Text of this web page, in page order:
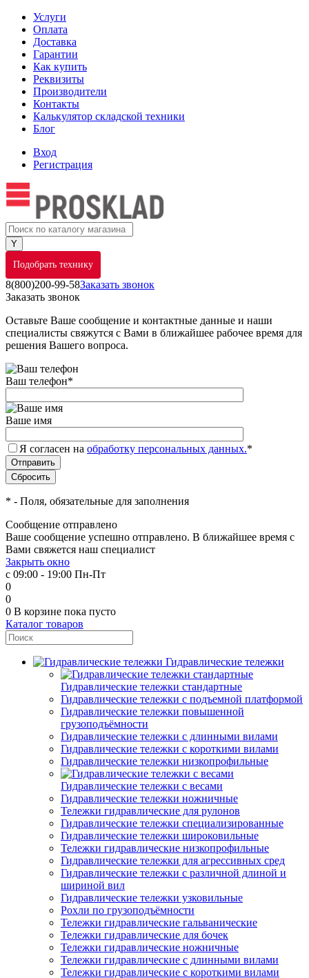
Услуги
Оплата
Доставка
Гарантии
Как купить
Реквизиты
Производители
Контакты
Калькулятор складской техники
Блог
Вход
Регистрация
Подобрать технику
8(800)200-99-58Заказать звонок
Заказать звонок
Оставьте Ваше сообщение и контактные данные и наши
специалисты свяжутся с Вами в ближайшее рабочее время для
решения Вашего вопроса.
Ваш телефон*
Ваше имя
Я согласен на обработку персональных данных.*
* - Поля, обязательные для заполнения
Сообщение отправлено
Ваше сообщение успешно отправлено. В ближайшее время с
Вами свяжется наш специалист
Закрыть окно
с 09:00 - 19:00 Пн-Пт
0
0
0 В корзине пока пусто
Каталог товаров
Гидравлические тележки
Гидравлические тележки стандартные
Гидравлические тележки с подъемной платформой
Гидравлические тележки повышенной
грузоподъёмности
Гидравлические тележки с длинными вилами
Гидравлические тележки с короткими вилами
Гидравлические тележки низкопрофильные
Гидравлические тележки с весами
Гидравлические тележки ножничные
Тележки гидравлические для рулонов
Гидравлические тележки специализированные
Гидравлические тележки широковильные
Тележки гидравлические низкопрофильные
Гидравлические тележки для агрессивных сред
Гидравлические тележки с различной длиной и
шириной вил
Гидравлические тележки узковильные
Рохли по грузоподъёмности
Тележки гидравлические гальванические
Тележки гидравлические для бочек
Тележки гидравлические ножничные
Тележки гидравлические с длинными вилами
Тележки гидравлические с короткими вилами